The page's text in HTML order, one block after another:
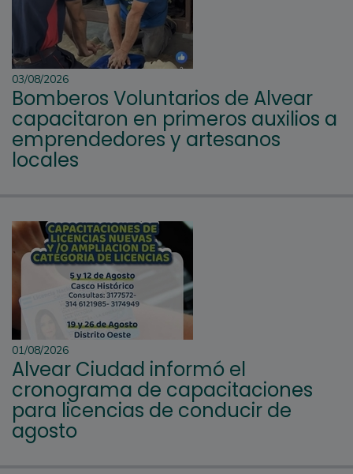
03/08/2026
Bomberos Voluntarios de Alvear
capacitaron en primeros auxilios a
emprendedores y artesanos
locales
01/08/2026
Alvear Ciudad informó el
cronograma de capacitaciones
para licencias de conducir de
agosto